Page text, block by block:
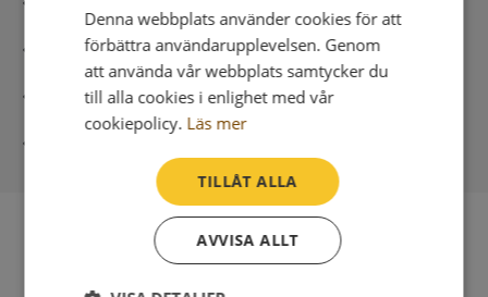
Säker betalning med stripe
Direkt digital leverans
Syna har för webbplatsen www.syna.se ett av
Denna webbplats använder cookies för att
förbättra användarupplevelsen. Genom
att använda vår webbplats samtycker du
till alla cookies i enlighet med vår
cookiepolicy. Läs mer
TILLÅT ALLA
AVVISA ALLT